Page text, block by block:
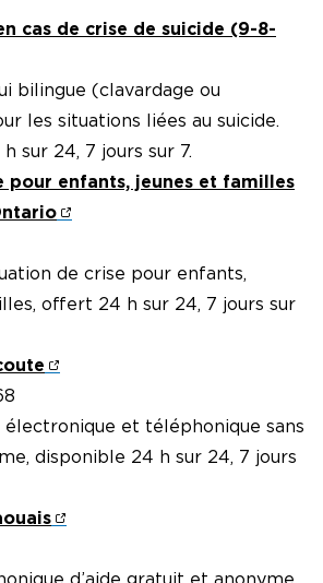
cas de crise de suicide (9-8-
bilingue (clavardage ou
les situations liées au suicide.
sur 24, 7 jours sur 7.
pour enfants, jeunes et familles
de crise pour enfants,
offert 24 h sur 24, 7 jours sur
électronique et téléphonique sans
disponible 24 h sur 24, 7 jours